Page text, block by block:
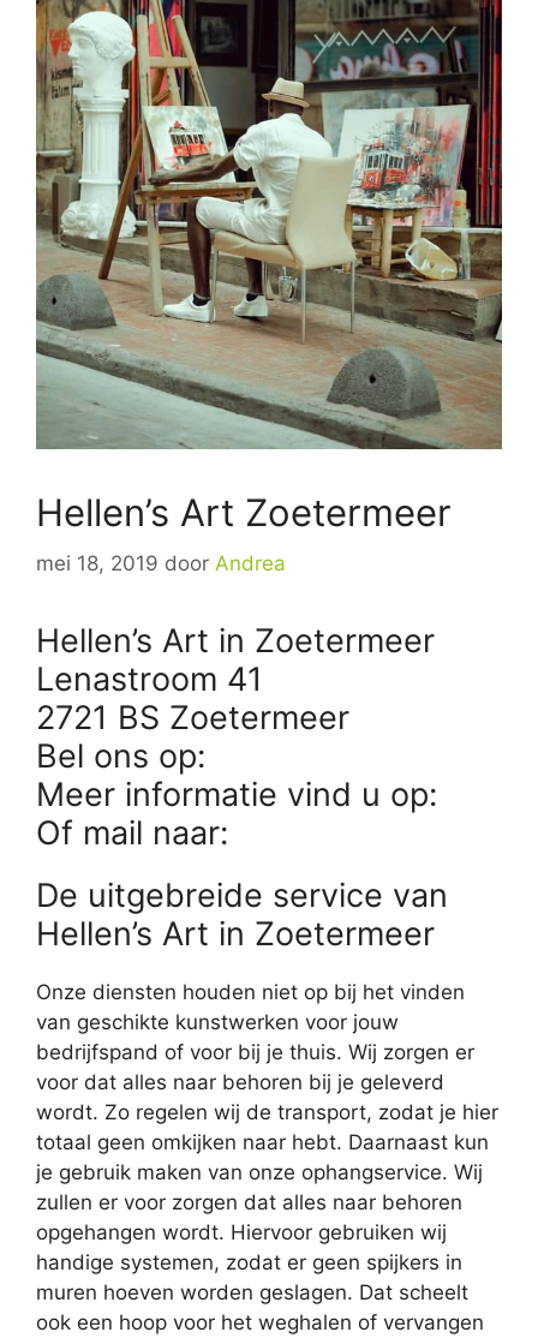
Hellen’s Art Zoetermeer
mei 18, 2019 door Andrea
Hellen’s Art in Zoetermeer
Lenastroom 41
2721 BS Zoetermeer
Bel ons op:
Meer informatie vind u op:
Of mail naar:
De uitgebreide service van
Hellen’s Art in Zoetermeer
Onze diensten houden niet op bij het vinden
van geschikte kunstwerken voor jouw
bedrijfspand of voor bij je thuis. Wij zorgen er
voor dat alles naar behoren bij je geleverd
wordt. Zo regelen wij de transport, zodat je hier
totaal geen omkijken naar hebt. Daarnaast kun
je gebruik maken van onze ophangservice. Wij
zullen er voor zorgen dat alles naar behoren
opgehangen wordt. Hiervoor gebruiken wij
handige systemen, zodat er geen spijkers in
muren hoeven worden geslagen. Dat scheelt
ook een hoop voor het weghalen of vervangen